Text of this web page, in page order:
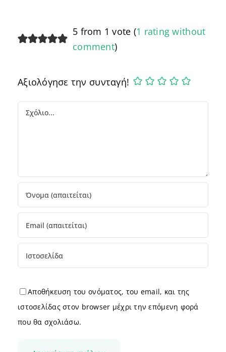
5 from 1 vote (1 rating without
comment)
Αξιολόγησε την συνταγή!
Comment
Αποθήκευση του ονόματος, του email, και της
ιστοσελίδας στον browser μέχρι την επόμενη φορά
που θα σχολιάσω.